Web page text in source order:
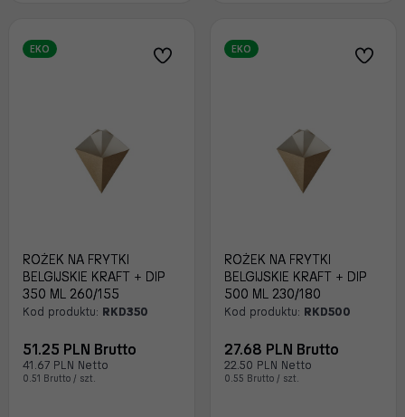
EKO
ROŻEK NA FRYTKI
BELGIJSKIE KRAFT + DIP
350 ML 260/155
Kod produktu: RKD350
51.25 PLN Brutto
41.67 PLN Netto
0.51 Brutto / szt.
EKO
ROŻEK NA FRYTKI
BELGIJSKIE KRAFT + DIP
500 ML 230/180
Kod produktu: RKD500
27.68 PLN Brutto
22.50 PLN Netto
0.55 Brutto / szt.